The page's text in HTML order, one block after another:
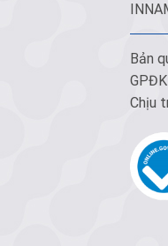
Bản
Chịu